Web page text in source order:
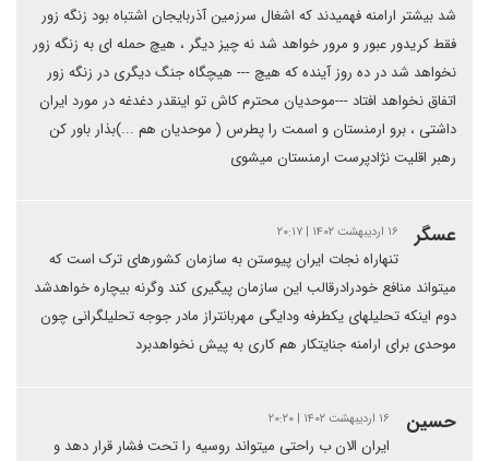
شد بیشتر ارامنه فهمیدند که اشغال سرزمین آذربایجان اشتباه بود زنگه زور
فقط کریدور عبور و مرور خواهد شد نه چیز دیگر ، هیچ حمله ای به زنگه زور
نخواهد شد در ده روز آینده که هیچ --- هیچگاه جنگ دیگری در زنگه زور
اتفاق نخواهد افتاد ---موحدیان محترم کاش تو اینقدر دغدغه در مورد ایران
داشتی ، برو ارمنستان و اسمت را پطرس ( موحدیان هم ...)بذار باور کن
رهبر اقلیت نژادپرست ارمنستان میشوی
عسگر ۱۶ اردیبهشت ۱۴۰۲ | ۲۰:۱۷
تنهاراه نجات ایران پیوستن به سازمان کشورهای ترک است که
میتواند منافع خودرادرقالب این سازمان پیگیری کند وگرنه بیچاره خواهدشد
دوم اینکه تحلیلهای یکطرفه ودایگی مهربانتراز مادر جوجه تحلیلگرانی چون
موحدی برای ارامنه جنایتکار هم کاری به پیش نخواهدبرد
حسین ۱۶ اردیبهشت ۱۴۰۲ | ۲۰:۲۰
ایران الان ب راحتی میتواند روسیه را تحت فشار قرار دهد و